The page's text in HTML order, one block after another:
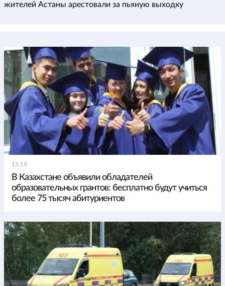
жителей Астаны арестовали за пьяную выходку
15:19
В Казахстане объявили обладателей
образовательных грантов: бесплатно будут учиться
более 75 тысяч абитуриентов